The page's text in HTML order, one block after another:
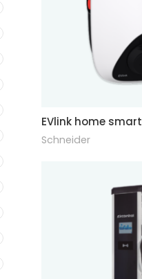
EVlink home smart
Schneider